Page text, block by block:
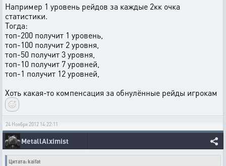
Например 1 уровень рейдов за каждые 2кк очка
статистики.
Тогда:
топ-200 получит 1 уровень,
топ-100 получит 2 уровня,
топ-50 получит 3 уровня,
топ-10 получит 7 уровней,
топ-1 получит 12 уровней,
Хоть какая-то компенсация за обнулённые рейды игрокам
24 Ноября 2012 14:22:11
MetallAlximist
Цитата: kaifat